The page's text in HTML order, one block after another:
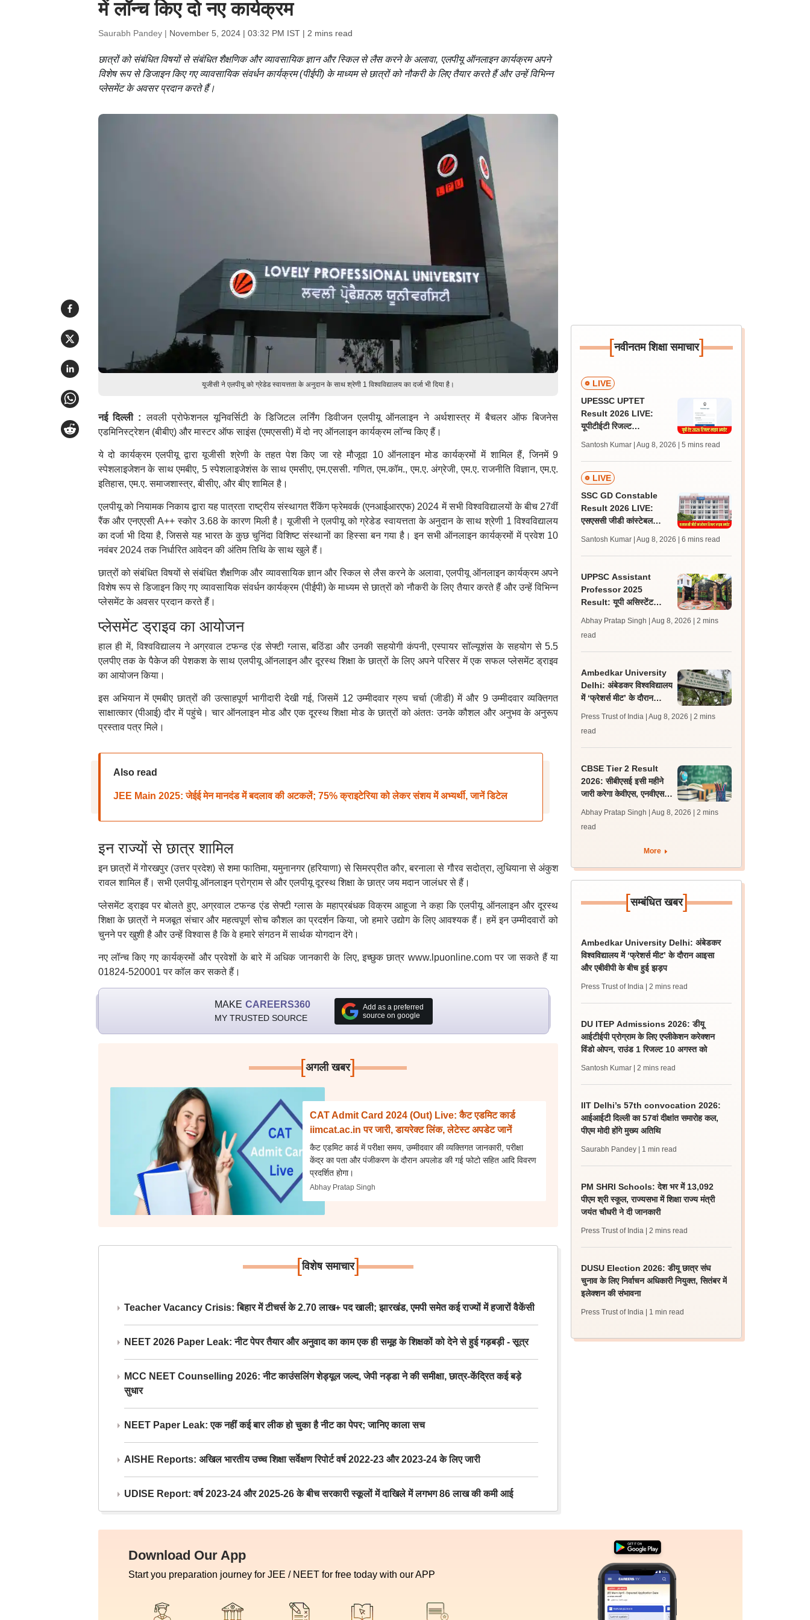
में लॉन्च किए दो नए कार्यक्रम
Saurabh Pandey | November 5, 2024 | 03:32 PM IST| 2 mins read
छात्रों को संबंधित विषयों से संबंधित शैक्षणिक और व्यावसायिक ज्ञान और स्किल से लैस करने के अलावा, एलपीयू ऑनलाइन कार्यक्रम अपने
विशेष रूप से डिजाइन किए गए व्यावसायिक संवर्धन कार्यक्रम (पीईपी) के माध्यम से छात्रों को नौकरी के लिए तैयार करते हैं और उन्हें विभिन्न
प्लेसमेंट के अवसर प्रदान करते हैं।
यूजीसी ने एलपीयू को ग्रेडेड स्वायत्तता के अनुदान के साथ श्रेणी 1 विश्वविद्यालय का दर्जा भी दिया है।
नई दिल्ली :लवली प्रोफेशनल यूनिवर्सिटी के डिजिटल लर्निंग डिवीजन एलपीयू ऑनलाइन ने अर्थशास्त्र में बैचलर ऑफ बिजनेस
एडमिनिस्ट्रेशन (बीबीए) और मास्टर ऑफ साइंस (एमएससी) में दो नए ऑनलाइन कार्यक्रम लॉन्च किए हैं।
ये दो कार्यक्रम एलपीयू द्वारा यूजीसी श्रेणी के तहत पेश किए जा रहे मौजूदा 10 ऑनलाइन मोड कार्यक्रमों में शामिल हैं, जिनमें 9
स्पेशलाइजेशन के साथ एमबीए, 5 स्पेशलाइजेशंस के साथ एमसीए, एम.एससी. गणित, एम.कॉम., एम.ए. अंग्रेजी, एम.ए. राजनीति विज्ञान, एम.ए.
इतिहास, एम.ए. समाजशास्त्र, बीसीए, और बीए शामिल है।
एलपीयू को नियामक निकाय द्वारा यह पात्रता राष्ट्रीय संस्थागत रैंकिंग फ्रेमवर्क (एनआईआरएफ) 2024 में सभी विश्वविद्यालयों के बीच 27वीं
रैंक और एनएएसी A++ स्कोर 3.68 के कारण मिली है। यूजीसी ने एलपीयू को ग्रेडेड स्वायत्तता के अनुदान के साथ श्रेणी 1 विश्वविद्यालय
का दर्जा भी दिया है, जिससे यह भारत के कुछ चुनिंदा विशिष्ट संस्थानों का हिस्सा बन गया है। इन सभी ऑनलाइन कार्यक्रमों में प्रवेश 10
नवंबर 2024 तक निर्धारित आवेदन की अंतिम तिथि के साथ खुले हैं।
छात्रों को संबंधित विषयों से संबंधित शैक्षणिक और व्यावसायिक ज्ञान और स्किल से लैस करने के अलावा, एलपीयू ऑनलाइन कार्यक्रम अपने
विशेष रूप से डिजाइन किए गए व्यावसायिक संवर्धन कार्यक्रम (पीईपी) के माध्यम से छात्रों को नौकरी के लिए तैयार करते हैं और उन्हें विभिन्न
प्लेसमेंट के अवसर प्रदान करते हैं।
प्लेसमेंट ड्राइव का आयोजन
हाल ही में, विश्वविद्यालय ने अग्रवाल टफन्ड एंड सेफ्टी ग्लास, बठिंडा और उनकी सहयोगी कंपनी, एस्पायर सॉल्यूशंस के सहयोग से 5.5
एलपीए तक के पैकेज की पेशकश के साथ एलपीयू ऑनलाइन और दूरस्थ शिक्षा के छात्रों के लिए अपने परिसर में एक सफल प्लेसमेंट ड्राइव
का आयोजन किया।
इस अभियान में एमबीए छात्रों की उत्साहपूर्ण भागीदारी देखी गई, जिसमें 12 उम्मीदवार ग्रुप चर्चा (जीडी) में और 9 उम्मीदवार व्यक्तिगत
साक्षात्कार (पीआई) दौर में पहुंचे। चार ऑनलाइन मोड और एक दूरस्थ शिक्षा मोड के छात्रों को अंततः उनके कौशल और अनुभव के अनुरूप
प्रस्ताव पत्र मिले।
Also read
JEE Main 2025: जेईई मेन मानदंड में बदलाव की अटकलें; 75% क्राइटेरिया को लेकर संशय में अभ्यर्थी, जानें डिटेल
इन राज्यों से छात्र शामिल
इन छात्रों में गोरखपुर (उत्तर प्रदेश) से शमा फातिमा, यमुनानगर (हरियाणा) से सिमरप्रीत कौर, बरनाला से गौरव सदोत्रा, लुधियाना से अंकुश
रावल शामिल हैं। सभी एलपीयू ऑनलाइन प्रोग्राम से और एलपीयू दूरस्थ शिक्षा के छात्र जय मदान जालंधर से हैं।
प्लेसमेंट ड्राइव पर बोलते हुए, अग्रवाल टफन्ड एंड सेफ्टी ग्लास के महाप्रबंधक विक्रम आहूजा ने कहा कि एलपीयू ऑनलाइन और दूरस्थ
शिक्षा के छात्रों ने मजबूत संचार और महत्वपूर्ण सोच कौशल का प्रदर्शन किया, जो हमारे उद्योग के लिए आवश्यक हैं। हमें इन उम्मीदवारों को
चुनने पर खुशी है और उन्हें विश्वास है कि वे हमारे संगठन में सार्थक योगदान देंगे।
नए लॉन्च किए गए कार्यक्रमों और प्रवेशों के बारे में अधिक जानकारी के लिए, इच्छुक छात्र www.lpuonline.com पर जा सकते हैं या
01824-520001 पर कॉल कर सकते हैं।
MAKE CAREERS360
MY TRUSTED SOURCE
Add as a preferred
source on google
[अगली खबर]
CAT Admit Card 2024 (Out) Live: कैट एडमिट कार्ड
iimcat.ac.in पर जारी, डायरेक्ट लिंक, लेटेस्ट अपडेट जानें
कैट एडमिट कार्ड में परीक्षा समय, उम्मीदवार की व्यक्तिगत जानकारी, परीक्षा
केंद्र का पता और पंजीकरण के दौरान अपलोड की गई फोटो सहित आदि विवरण
प्रदर्शित होगा।
Abhay Pratap Singh
[विशेष समाचार]
Teacher Vacancy Crisis: बिहार में टीचर्स के 2.70 लाख+ पद खाली; झारखंड, एमपी समेत कई राज्यों में हजारों वैकेंसी
NEET 2026 Paper Leak: नीट पेपर तैयार और अनुवाद का काम एक ही समूह के शिक्षकों को देने से हुई गड़बड़ी - सूत्र
MCC NEET Counselling 2026: नीट काउंसलिंग शेड्यूल जल्द, जेपी नड्डा ने की समीक्षा, छात्र-केंद्रित कई बड़े
सुधार
NEET Paper Leak: एक नहीं कई बार लीक हो चुका है नीट का पेपर; जानिए काला सच
AISHE Reports: अखिल भारतीय उच्च शिक्षा सर्वेक्षण रिपोर्ट वर्ष 2022-23 और 2023-24 के लिए जारी
UDISE Report: वर्ष 2023-24 और 2025-26 के बीच सरकारी स्कूलों में दाखिले में लगभग 86 लाख की कमी आई
[नवीनतम शिक्षा समाचार]
LIVE
UPESSC UPTET
Result 2026 LIVE:
यूपीटीईटी रिजल्ट
जल्द, जानें लेटेस्ट अपडेट,
पासिंग मार्क्स
Santosh Kumar | Aug 8, 2026 | 5 mins read
LIVE
SSC GD Constable
Result 2026 LIVE:
एसएससी जीडी कांस्टेबल
लेटेस्ट अपडेट, स्कोरकार्ड लिंक
Santosh Kumar | Aug 8, 2026 | 6 mins read
UPPSC Assistant
Professor 2025
Result: यूपी असिस्टेंट
विषयों के लिए जारी
Abhay Pratap Singh | Aug 8, 2026
| 2 mins
read
Ambedkar University
Delhi: अंबेडकर विश्वविद्यालय
में ‘फ्रेशर्स मीट’ के दौरान
Press Trust of India | Aug 8, 2026
| 2 mins
read
CBSE Tier 2 Result
2026: सीबीएसई इसी महीने
जारी करेगा केवीएस, एनवीएस
परीक्षा के रिजल्ट
Abhay Pratap Singh | Aug 8, 2026
| 2 mins
read
More
[सम्बंधित खबर]
Ambedkar University Delhi: अंबेडकर
विश्वविद्यालय में ‘फ्रेशर्स मीट’ के दौरान आइसा
और एबीवीपी के बीच हुई झड़प
Press Trust of India | 2 mins read
DU ITEP Admissions 2026: डीयू
आईटीईपी प्रोग्राम के लिए एप्लीकेशन करेक्शन
विंडो ओपन, राउंड 1 रिजल्ट 10 अगस्त को
Santosh Kumar | 2 mins read
IIT Delhi’s 57th convocation 2026:
आईआईटी दिल्ली का 57वां दीक्षांत समारोह कल,
पीएम मोदी होंगे मुख्य अतिथि
Saurabh Pandey | 1 min read
PM SHRI Schools: देश भर में 13,092
पीएम श्री स्कूल, राज्यसभा में शिक्षा राज्य मंत्री
जयंत चौधरी ने दी जानकारी
Press Trust of India | 2 mins read
DUSU Election 2026: डीयू छात्र संघ
चुनाव के लिए निर्वाचन अधिकारी नियुक्त, सितंबर में
इलेक्शन की संभावना
Press Trust of India | 1 min read
Download Our App
Start you preparation journey for JEE / NEET for free today with our APP